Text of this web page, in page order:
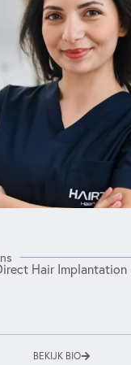
Hair Implantation
BEKIJK BIO